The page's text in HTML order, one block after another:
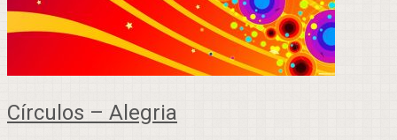
Círculos – Alegria